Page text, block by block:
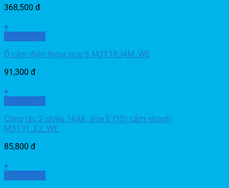
368,500 đ
+
Ổ cắm điện thoại size S M3T1RJ4M_WE
91,300 đ
+
Công tắc 2 chiều 16AX, size E (3S) cắm nhanh
M3T31_E2_WE
85,800 đ
+